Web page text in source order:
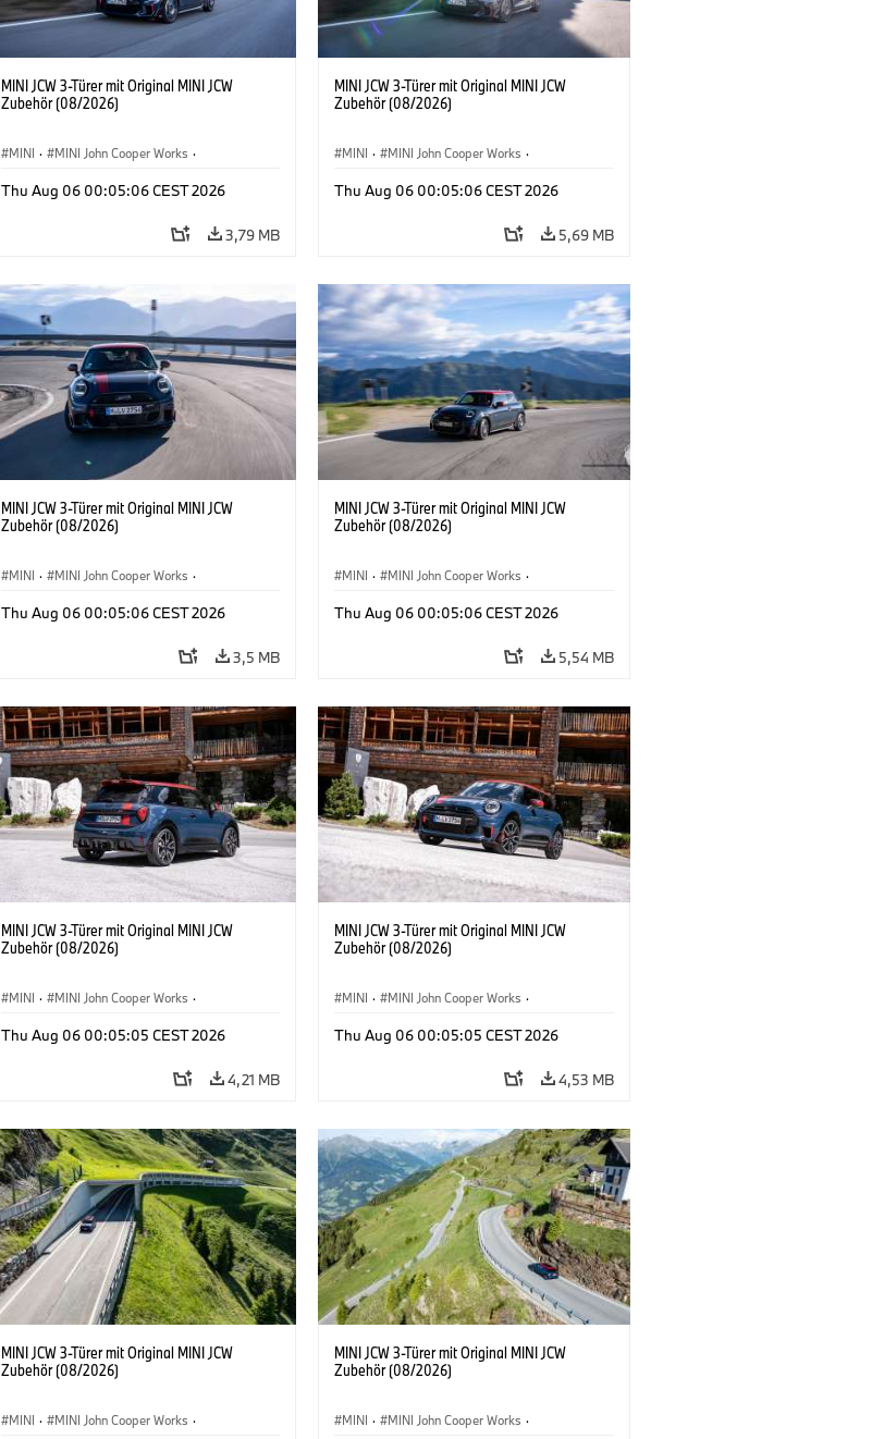
MINI JCW 3-Türer mit Original MINI JCW
Zubehör (08/2026)
MINI · MINI John Cooper Works ·
Sonderausstattungen, Zubehör
Thu Aug 06 00:05:06 CEST 2026
3,79 MB
MINI JCW 3-Türer mit Original MINI JCW
Zubehör (08/2026)
MINI · MINI John Cooper Works ·
Sonderausstattungen, Zubehör
Thu Aug 06 00:05:06 CEST 2026
5,69 MB
MINI JCW 3-Türer mit Original MINI JCW
Zubehör (08/2026)
MINI · MINI John Cooper Works ·
Sonderausstattungen, Zubehör
Thu Aug 06 00:05:06 CEST 2026
3,5 MB
MINI JCW 3-Türer mit Original MINI JCW
Zubehör (08/2026)
MINI · MINI John Cooper Works ·
Sonderausstattungen, Zubehör
Thu Aug 06 00:05:06 CEST 2026
5,54 MB
MINI JCW 3-Türer mit Original MINI JCW
Zubehör (08/2026)
MINI · MINI John Cooper Works ·
Sonderausstattungen, Zubehör
Thu Aug 06 00:05:05 CEST 2026
4,21 MB
MINI JCW 3-Türer mit Original MINI JCW
Zubehör (08/2026)
MINI · MINI John Cooper Works ·
Sonderausstattungen, Zubehör
Thu Aug 06 00:05:05 CEST 2026
4,53 MB
MINI JCW 3-Türer mit Original MINI JCW
Zubehör (08/2026)
MINI · MINI John Cooper Works ·
MINI JCW 3-Türer mit Original MINI JCW
Zubehör (08/2026)
MINI · MINI John Cooper Works ·